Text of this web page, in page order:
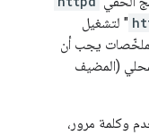
" لتشغيل
يجب أن
(المضيف
وكلمة مرور،